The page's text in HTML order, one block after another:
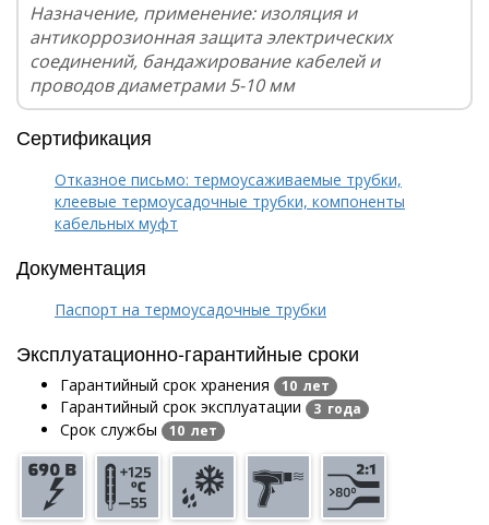
Назначение, применение: изоляция и
антикоррозионная защита электрических
соединений, бандажирование кабелей и
проводов диаметрами 5-10 мм
Сертификация
Отказное письмо: термоусаживаемые трубки,
клеевые термоусадочные трубки, компоненты
кабельных муфт
Документация
Паспорт на термоусадочные трубки
Эксплуатационно-гарантийные сроки
Гарантийный срок хранения 10 лет
Гарантийный срок эксплуатации 3 года
Срок службы 10 лет